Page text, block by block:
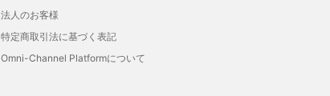
法人のお客様
特定商取引法に基づく表記
Omni-Channel Platformについて